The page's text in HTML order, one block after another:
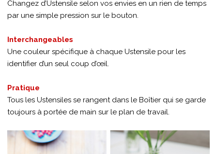
Changez d’Ustensile selon vos envies en un rien de temps
par une simple pression sur le bouton.
Interchangeables
Une couleur spécifique à chaque Ustensile pour les
identifier d’un seul coup d’œil.
Pratique
Tous les Ustensiles se rangent dans le Boîtier qui se garde
toujours à portée de main sur le plan de travail.